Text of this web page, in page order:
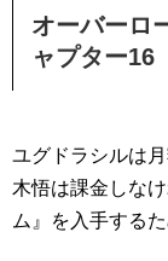
オーバーロ
ャプター16
ユグドラシルは
木悟は課金しな
ム』を入手する